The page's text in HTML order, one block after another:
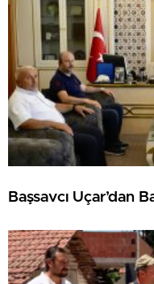
Başsavcı Uçar’dan